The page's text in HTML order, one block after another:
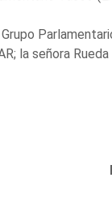
la señora